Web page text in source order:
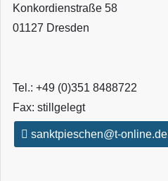
Konkordienstraße 58
01127 Dresden
Tel.: +49 (0)351 8488722
Fax: stillgelegt
sanktpieschen@t-online.de